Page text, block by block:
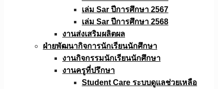
เล่ม Sar ปีการศึกษา 2567
เล่ม Sar ปีการศึกษา 2568
งานส่งเสริมผลิตผล
ฝ่ายพัฒนากิจการนักเรียนนักศึกษา
งานกิจกรรมนักเรียนนักศึกษา
งานครูที่ปรึกษา
Student Care ระบบดูแลช่วยเหลือ